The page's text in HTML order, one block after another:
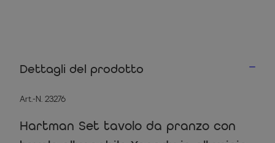
Dettagli del prodotto
Art.-N. 23276
Hartman Set tavolo da pranzo con